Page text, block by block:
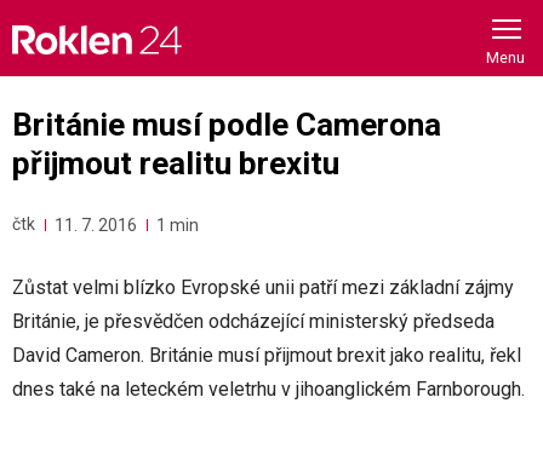
content
Británie musí podle Camerona
přijmout realitu brexitu
čtk 11. 7. 2016 1 min
Zůstat velmi blízko Evropské unii patří mezi základní zájmy
Británie, je přesvědčen odcházející ministerský předseda
David Cameron. Británie musí přijmout brexit jako realitu, řekl
dnes také na leteckém veletrhu v jihoanglickém Farnborough.